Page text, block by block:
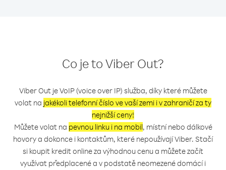
Co je to Viber Out?
Viber Out je VoIP (voice over IP) služba, díky které můžete
volat na jakékoli telefonní číslo ve vaší zemi i v zahraničí za ty
nejnižší ceny!
Můžete volat na pevnou linku i na mobil, místní nebo dálkové
hovory a dokonce i kontaktům, které nepoužívají Viber. Stačí
si koupit kredit online za výhodnou cenu a můžete začít
využívat předplacené a v podstatě neomezené domácí i